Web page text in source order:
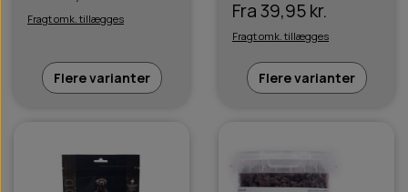
Fragt omk. tillægges
Flere varianter
Fra 39,95 kr.
Fragt omk. tillægges
Flere varianter